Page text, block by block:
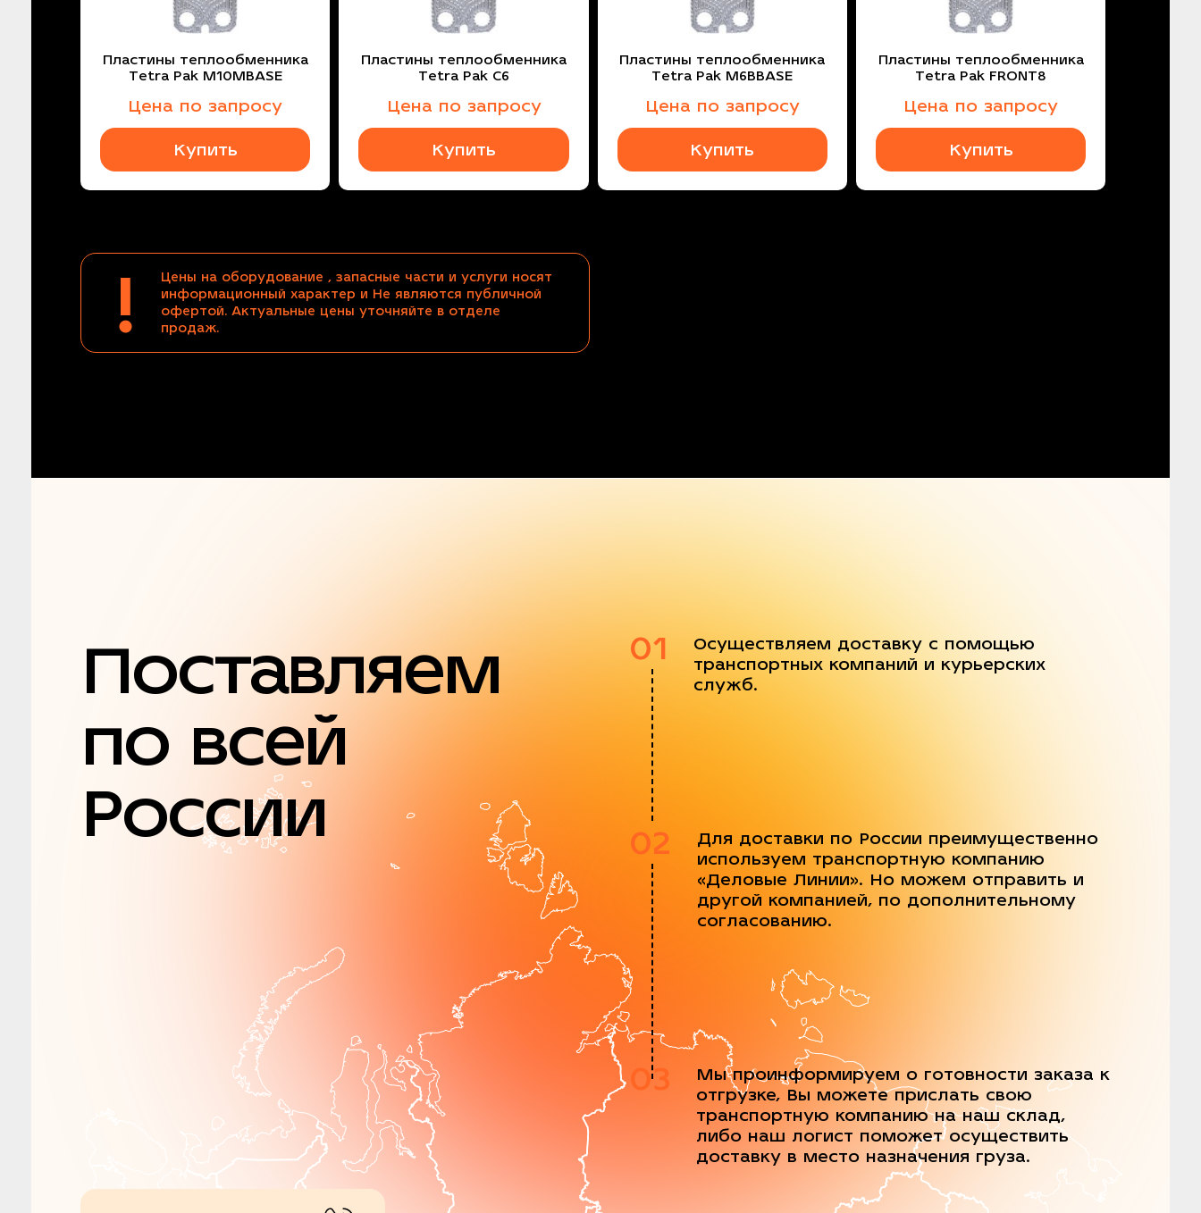
Пластины теплообменника
Tetra Pak M10MBASE
Цена по запросу
Купить
Пластины теплообменника
Tetra Pak C6
Цена по запросу
Купить
Пластины теплообменника
Tetra Pak M6BBASE
Цена по запросу
Купить
Пластины теплообменника
Tetra Pak FRONT8
Цена по запросу
Купить
!
Цены на оборудование , запасные части и услуги носят
информационный характер и Не являются публичной
офертой. Актуальные цены уточняйте в отделе
продаж.
Поставляем
по всей
России
01
Осуществляем доставку с помощью
транспортных компаний и курьерских
служб.
02
Для доставки по России преимущественно
используем транспортную компанию
«Деловые Линии». Но можем отправить и
другой компанией, по дополнительному
согласованию.
03
Мы проинформируем о готовности заказа к
отгрузке, Вы можете прислать свою
транспортную компанию на наш склад,
либо наш логист поможет осуществить
доставку в место назначения груза.